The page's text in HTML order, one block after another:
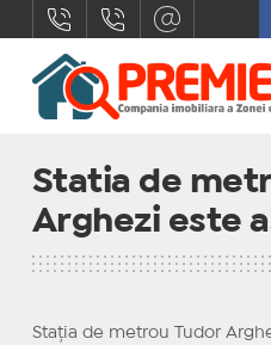
Statia de
Arghezi este
Stația de metrou Tudor